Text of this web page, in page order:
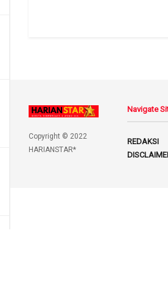
Copyright © 2022
HARIANSTAR*
Navigate
REDAKSI